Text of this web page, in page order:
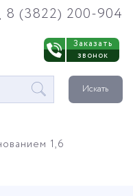
8 (3822) 200-904
Заказать
звонок
Искать
1,6